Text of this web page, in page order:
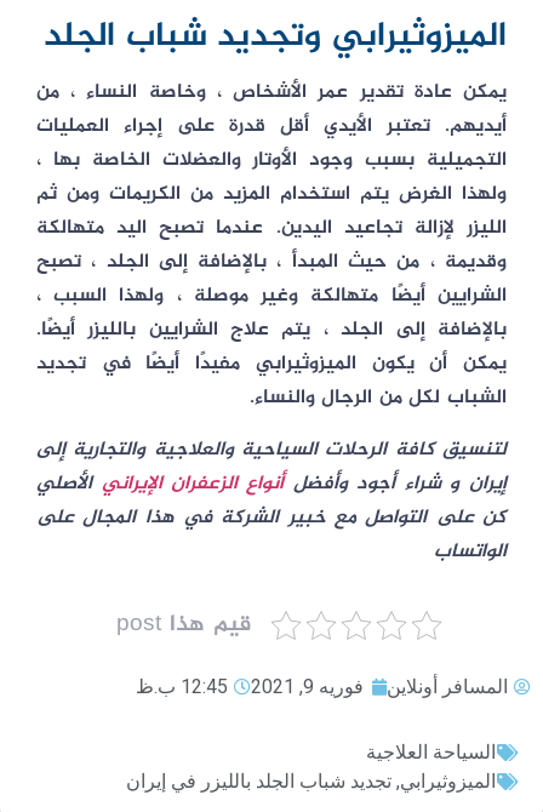
الميزوثيرابي وتجديد شباب الجلد
يمكن عادة تقدير عمر الأشخاص ، وخاصة النساء ، من
أيديهم. تعتبر الأيدي أقل قدرة على إجراء العمليات
التجميلية بسبب وجود الأوتار والعضلات الخاصة بها ،
ولهذا الغرض يتم استخدام المزيد من الكريمات ومن ثم
الليزر لإزالة تجاعيد اليدين. عندما تصبح اليد متهالكة
وقديمة ، من حيث المبدأ ، بالإضافة إلى الجلد ، تصبح
الشرايين أيضًا متهالكة وغير موصلة ، ولهذا السبب ،
بالإضافة إلى الجلد ، يتم علاج الشرايين بالليزر أيضًا.
يمكن أن يكون الميزوثيرابي مفيدًا أيضًا في تجديد
الشباب لكل من الرجال والنساء.
لتنسيق كافة الرحلات السياحية والعلاجية والتجارية إلى
إيران و شراء أجود وأفضلأنواع الزعفران الإيراني الأصلي
كن على التواصل مع خبير الشركة في هذا المجال على
الواتساب
قيم هذا post
المسافر أونلاين فوریه 9, 2021 12:45 ب.ظ
السياحة العلاجية
الميزوثيرابي, تجديد شباب الجلد بالليزر في إيران